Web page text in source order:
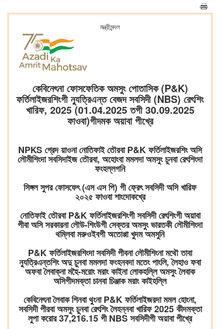
মন্ত্রীমন্দল
কেবিনেৎনা ফোসফেতিক অমসুং পোতাসিক (P&K)
ফর্তিলাইজরশিংগী ন্যুত্রিএন্ত বেজদ সবসিদী (NBS) রেৎশিং
খারিফ, 2025 (01.04.2025 তগী 30.09.2025
ফাওবা)গীদমক অয়াবা পীখ্রে
NPKS গ্রেদ য়াওনা নোতিফাই তৌরবা P&K ফর্তিলাইজরশিং অসি
লৌমীশিংদা সবসিদাইজ তৌরবা, অহোংবা মমলদা অমসুং চুনবা রেৎশিংদা
ফংহল্লগনি
সিঙ্গল সুপর ফোসফেৎ (এস এস পি) গী ফ্রেৎ সবসিদী অসি খারিফ
২০২৫ ফাওবা শাংদোকখ্রে
নোতিফাই তৌরবা P&K ফর্তিলাইজরশিংগী সবসিদী রেৎশিংগী অয়াবা
পীবা অসি সরকারনা লৌউ-শিংউগী সেক্তর অমসুং ভারতকী লৌমীশিংদা
থম্লিবা মরুওইবগী অতোপ্পা খুদম অমসুনি
P&K ফর্তিলাইজরশিংদা সবসিদী পীবনা লৌমীশিংনা মথৌ তাবা
ন্যুত্রিএন্তশিং অদু চুনবা মমলদা ফংহনবদা মতেং পাংলি, লৈহাও ফবা
অফবা লৈবাক্না মহৈ-মরোং মরাং কাইনা লোকহল্লি অমসুং লৈবাক
অসিগীদমক্তা চানবা চিঞ্জাক মরাং কাইহল্লি
কেবিনেৎনা লৈবাক শিনবা থুংনা P&K ফর্তিলাইজরদা মমল হোংনা,
সবসিদী পীরবা অমসুং চুনবা রেৎশিং লৈহন্নবা খারিফ 2025 কীদমক্তা
লুপা করোর 37,216.15 গী NBS সবসিদীগী অয়াবা পীখ্রে